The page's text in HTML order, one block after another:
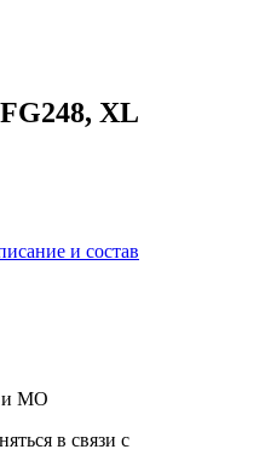
XL
и состав
и МО
в связи с